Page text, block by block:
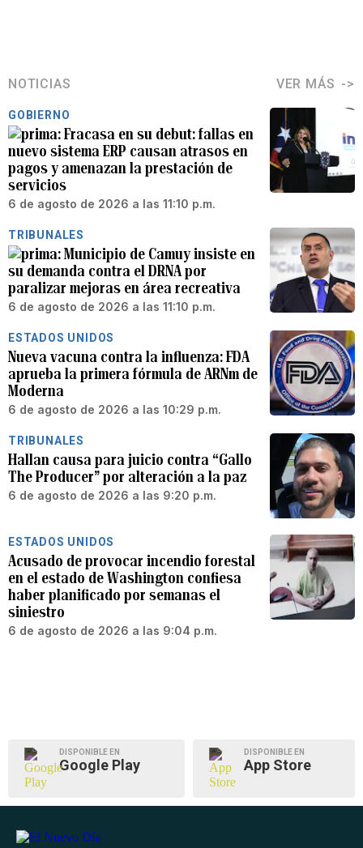
NOTICIAS VER MÁS
GOBIERNO
Fracasa en su debut: fallas en
nuevo sistema ERP causan atrasos en
pagos y amenazan la prestación de
servicios
6 de agosto de 2026 a las 11:10 p.m.
TRIBUNALES
Municipio de Camuy insiste en
su demanda contra el DRNA por
paralizar mejoras en área recreativa
6 de agosto de 2026 a las 11:10 p.m.
ESTADOS UNIDOS
Nueva vacuna contra la influenza: FDA
aprueba la primera fórmula de ARNm de
Moderna
6 de agosto de 2026 a las 10:29 p.m.
TRIBUNALES
Hallan causa para juicio contra “Gallo
The Producer” por alteración a la paz
6 de agosto de 2026 a las 9:20 p.m.
ESTADOS UNIDOS
Acusado de provocar incendio forestal
en el estado de Washington confiesa
haber planificado por semanas el
siniestro
6 de agosto de 2026 a las 9:04 p.m.
DISPONIBLE EN
Google Play
DISPONIBLE EN
App Store